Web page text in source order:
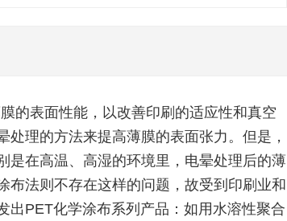
的表面性能，以改善印刷的适应性和真空
处理的方法来提高薄膜的表面张力。但是，
是在高温、高湿的环境里，电晕处理后的薄
布法则不存在这样的问题，故受到印刷业和
出PET化学涂布系列产品：如用水溶性聚合